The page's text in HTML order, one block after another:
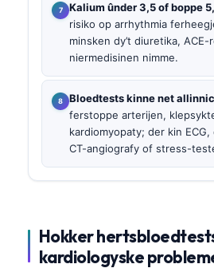
Kalium ûnder 3,5 of boppe
risiko op arrhythmia
minsken dy’t diuretika,
niermedisinen nimme.
Bloedtests kinne net
ferstoppe arterijen,
kardiomyopaty; der kin
CT-angiografy of stress-
Hokker
kardiologyske